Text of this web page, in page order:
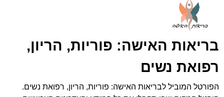
בריאות האישה: פוריות, הריון,
רפואת נשים
הפורטל המוביל לבריאות האישה: פוריות, הריון, רפואת נשים.